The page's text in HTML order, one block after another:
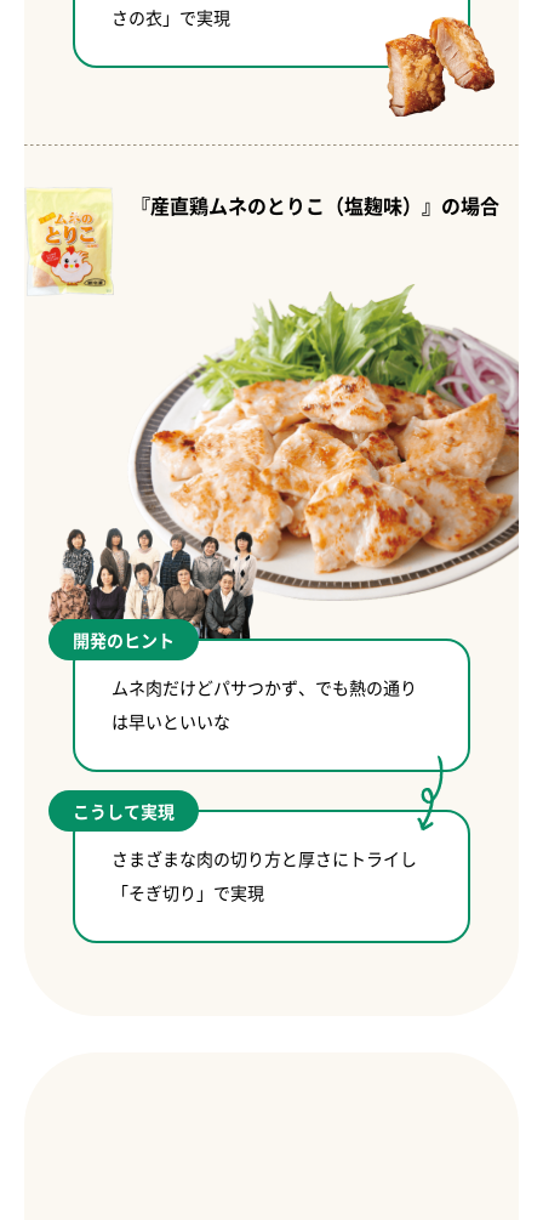
さの衣」で実現
『産直鶏ムネのとりこ（塩麹味）』の場合
開発のヒント
ムネ肉だけどパサつかず、でも熱の通り
は早いといいな
こうして実現
さまざまな肉の切り方と厚さにトライし
「そぎ切り」で実現